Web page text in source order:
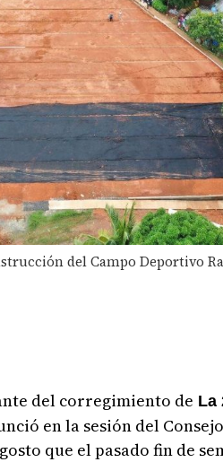
del Campo Deportivo
del corregimiento de La
en la sesión del
que el pasado fin de